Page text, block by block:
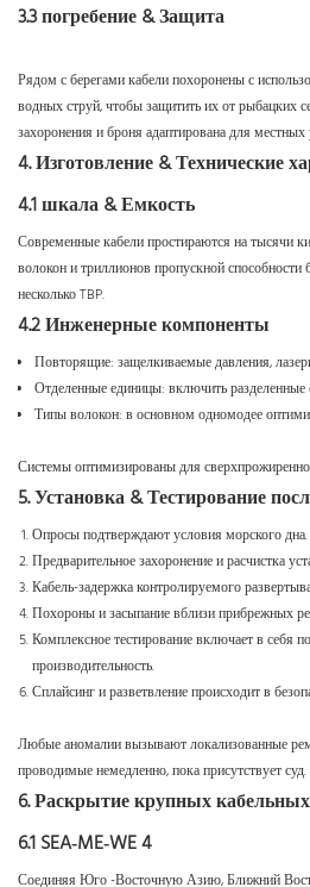
3.3 погребение & Защита
Рядом с берегами кабели похоронены с
водных струй, чтобы защитить их от рыбацких
захоронения и броня адаптирована для местных
4. Изготовление & Технические
4.1 шкала & Емкость
Современные кабели простираются на тысячи
волокон и триллионов пропускной способности
несколько TBP.
4.2 Инженерные компоненты
Повторящие: защелкиваемые давления,
Отделенные единицы: включить разделенные
Типы волокон: в основном одномодее
Системы оптимизированы для
5. Установка & Тестирование
Опросы подтверждают условия морского дна.
Предварительное захоронение и расчистка
Кабель-задержка контролируемого
Похороны и засыпание вблизи прибрежных
Комплексное тестирование включает в себя
производительность.
Сплайсинг и разветвление происходит в
Любые аномалии вызывают локализованные
проводимые немедленно, пока присутствует суд.
6. Раскрытие крупных
6.1 SEA‑ME‑WE 4
Соединяя Юго -Восточную Азию, Ближний